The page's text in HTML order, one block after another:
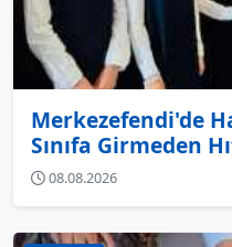
Merkezefendi'de
Sınıfa Girmeden
08.08.2026